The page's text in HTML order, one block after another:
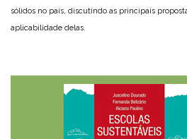
sólidos no país, discutindo as principais
aplicabilidade delas.